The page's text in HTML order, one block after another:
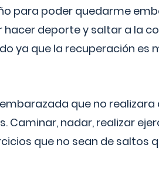
para poder quedarme
hacer deporte y saltar a la
ya que la recuperación es
que no
Caminar, nadar, realizar
que no sean de saltos